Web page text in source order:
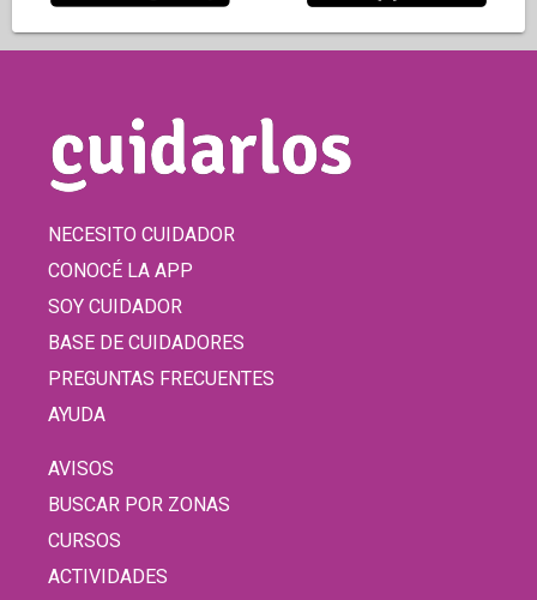
NECESITO CUIDADOR
CONOCÉ LA APP
SOY CUIDADOR
BASE DE CUIDADORES
PREGUNTAS FRECUENTES
AYUDA
AVISOS
BUSCAR POR ZONAS
CURSOS
ACTIVIDADES